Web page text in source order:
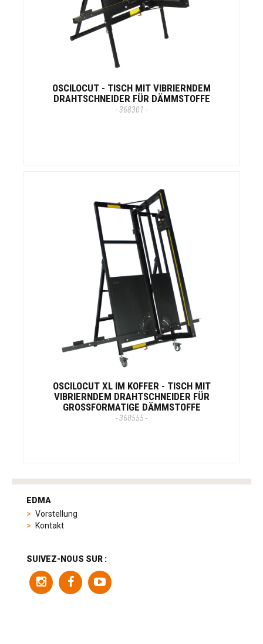
OSCILOCUT - TISCH MIT VIBRIERNDEM
DRAHTSCHNEIDER FÜR DÄMMSTOFFE
- 368301 -
OSCILOCUT XL IM KOFFER - TISCH MIT
VIBRIERNDEM DRAHTSCHNEIDER FÜR
GROSSFORMATIGE DÄMMSTOFFE
- 368555 -
tag
product
EDMA
Vorstellung
Kontakt
SUIVEZ-NOUS SUR :